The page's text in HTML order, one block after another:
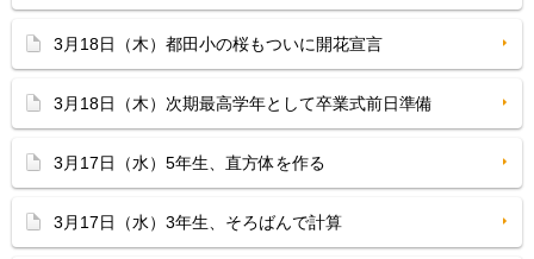
3月18日（木）都田小の桜もついに開花宣言
3月18日（木）次期最高学年として卒業式前日準備
3月17日（水）5年生、直方体を作る
3月17日（水）3年生、そろばんで計算